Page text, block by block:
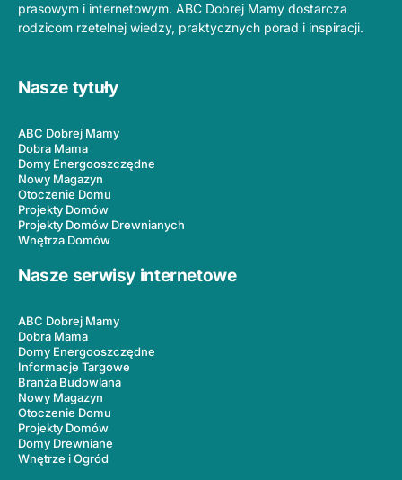
prasowym i internetowym. ABC Dobrej Mamy dostarcza
rodzicom rzetelnej wiedzy, praktycznych porad i inspiracji.
Nasze tytuły
ABC Dobrej Mamy
Dobra Mama
Domy Energooszczędne
Nowy Magazyn
Otoczenie Domu
Projekty Domów
Projekty Domów Drewnianych
Wnętrza Domów
Nasze serwisy internetowe
ABC Dobrej Mamy
Dobra Mama
Domy Energooszczędne
Informacje Targowe
Branża Budowlana
Nowy Magazyn
Otoczenie Domu
Projekty Domów
Domy Drewniane
Wnętrze i Ogród